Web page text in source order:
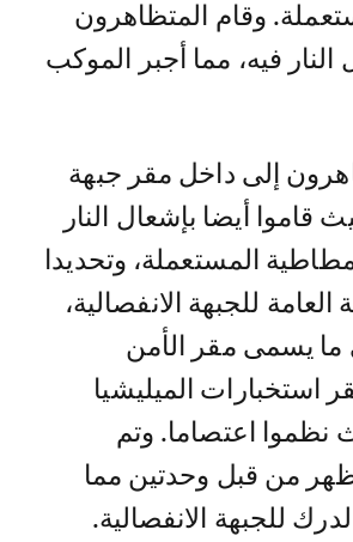
وقام المتظاهرون
فيه، مما أجبر الموكب
إلى داخل مقر جبهة
قاموا أيضا بإشعال النار
المستعملة، وتحديدا
العامة للجبهة الانفصالية،
ما يسمى مقر الأمن
استخبارات الميليشيا
نظموا اعتصاما. وتم
من قبل وحدتين مما
للجبهة الانفصالية.